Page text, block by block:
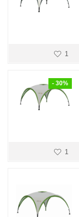
1
- 30%
1